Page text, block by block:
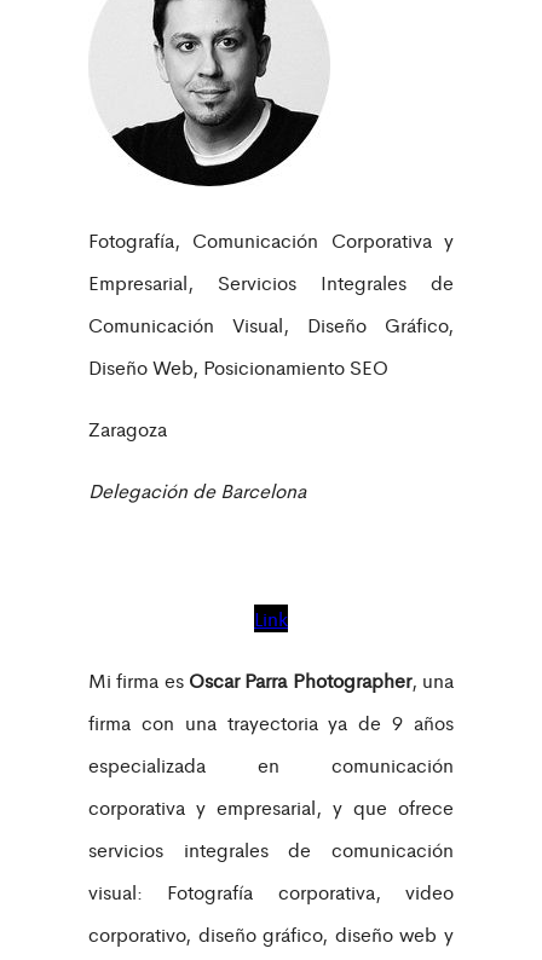
Fotografía, Comunicación Corporativa y
Empresarial, Servicios Integrales de
Comunicación Visual, Diseño Gráfico,
Diseño Web, Posicionamiento SEO
Zaragoza
Delegación de Barcelona
Link
Mi firma es Oscar Parra Photographer, una
firma con una trayectoria ya de 9 años
especializada en comunicación
corporativa y empresarial, y que ofrece
servicios integrales de comunicación
visual: Fotografía corporativa, video
corporativo, diseño gráfico, diseño web y